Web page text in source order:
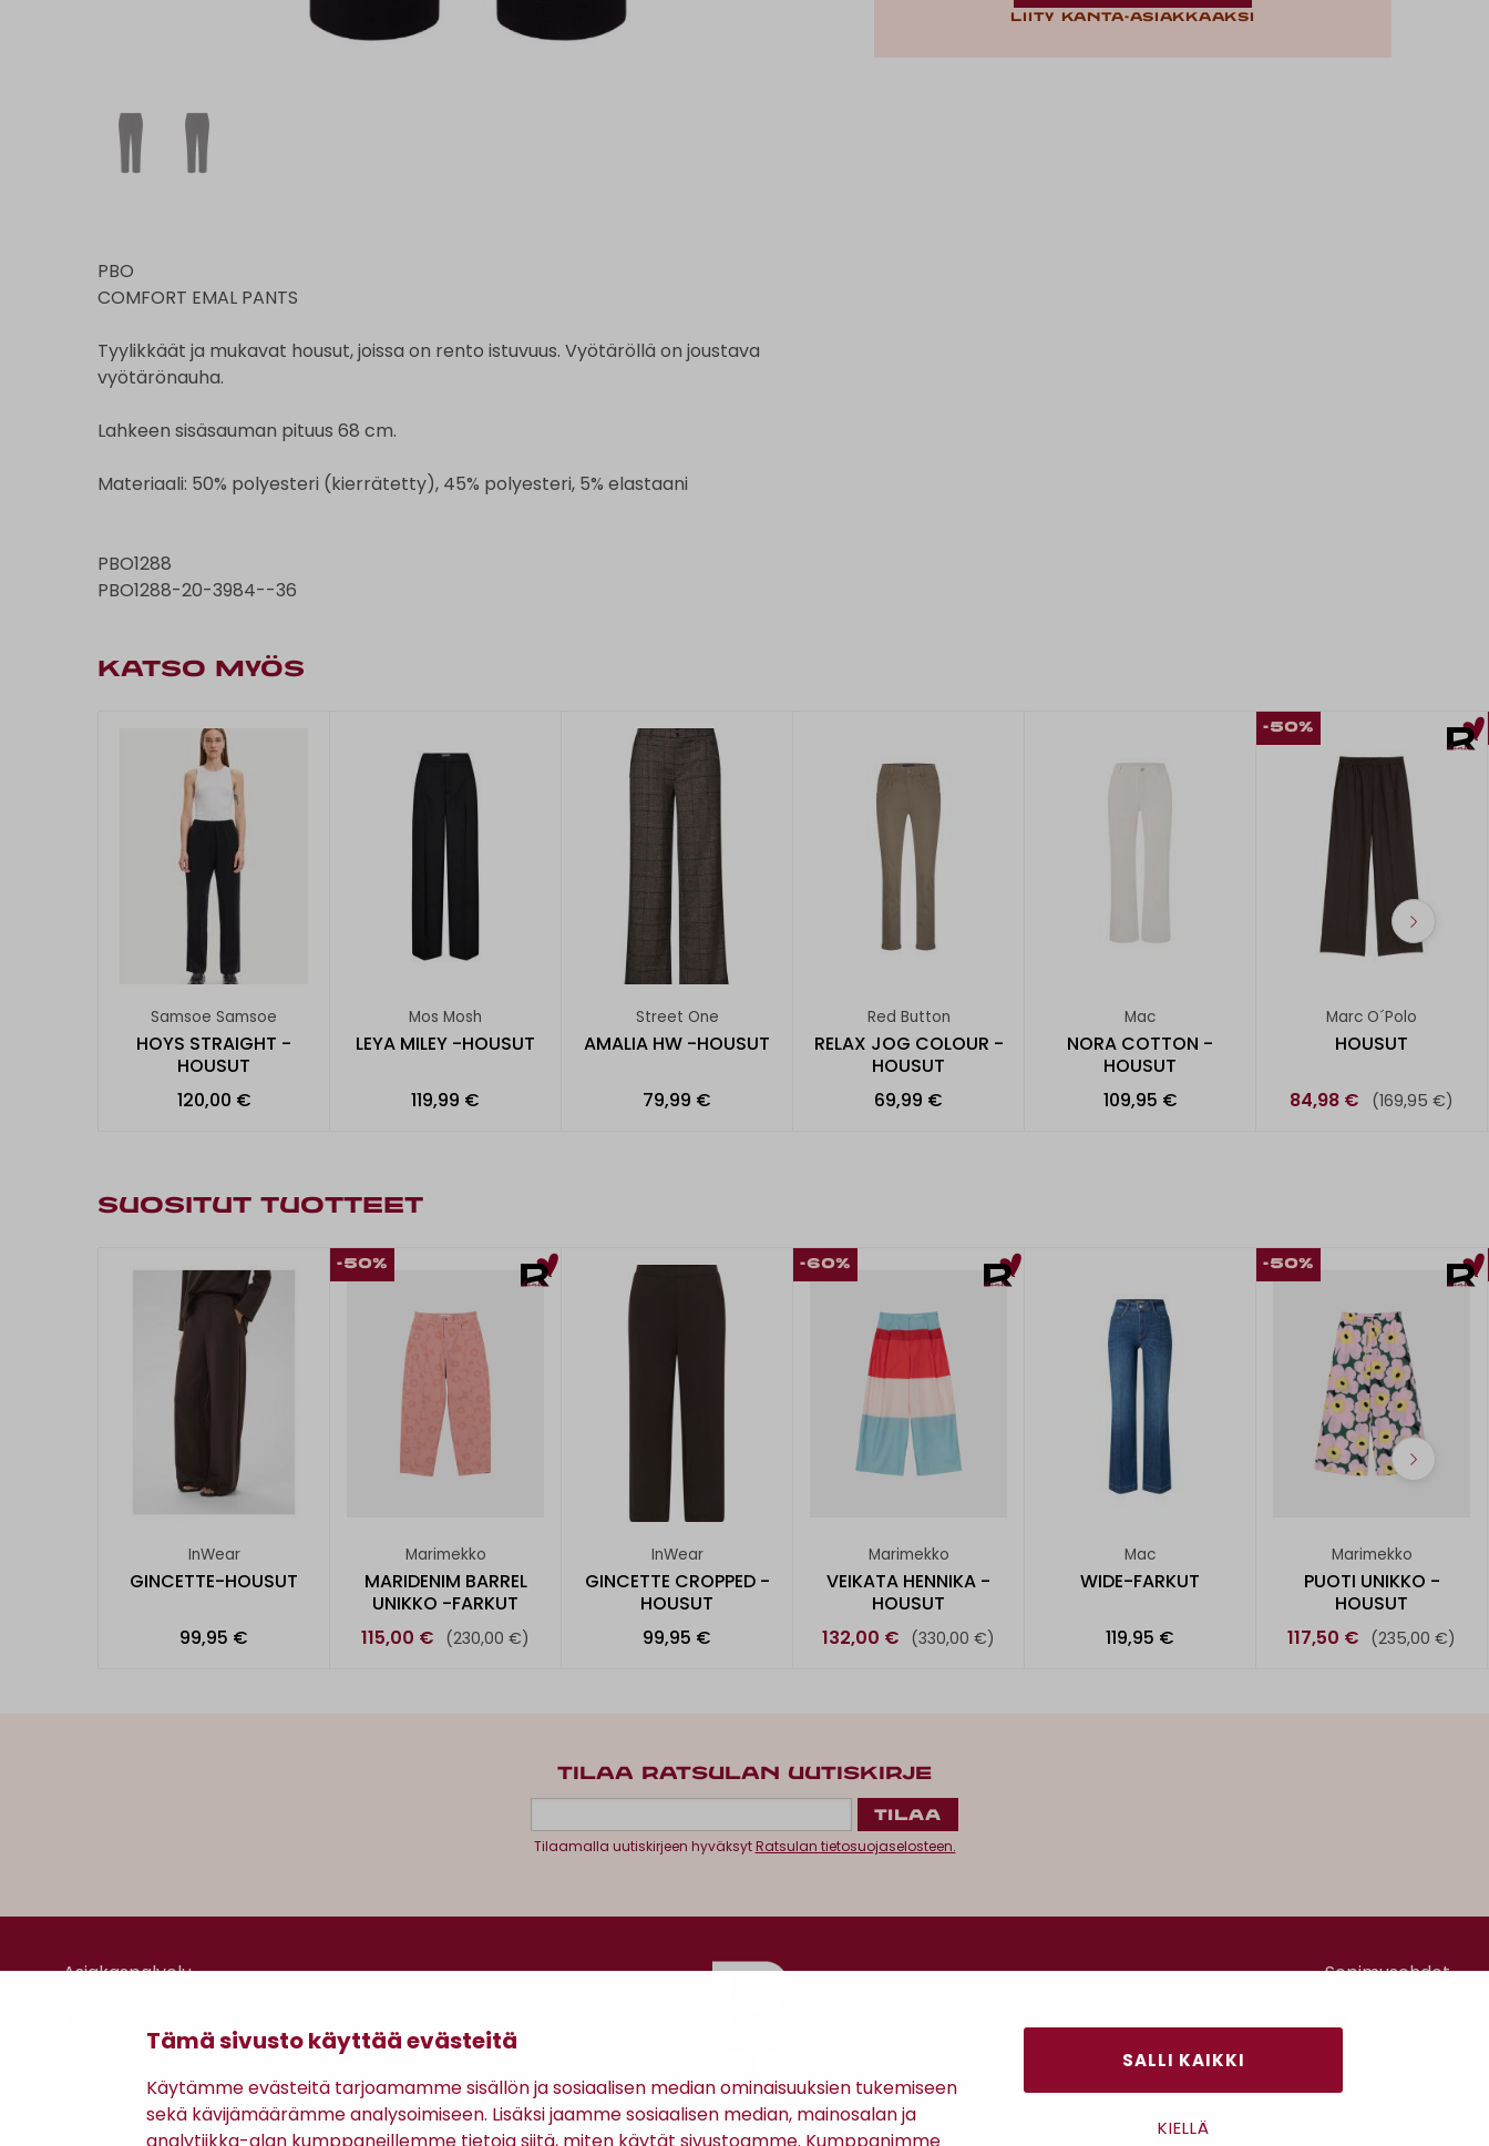
Tämä sivusto käyttää evästeitä
Käytämme evästeitä tarjoamamme sisällön ja sosiaalisen median ominaisuuksien tukemiseen
sekä kävijämäärämme analysoimiseen. Lisäksi jaamme sosiaalisen median, mainosalan ja
SALLI KAIKKI
KIELLÄ
PBO
COMFORT EMAL PANTS
Tyylikkäät ja mukavat housut, joissa on rento istuvuus. Vyötäröllä on joustava
vyötärönauha.
Lahkeen sisäsauman pituus 68 cm.
Materiaali: 50% polyesteri (kierrätetty), 45% polyesteri, 5% elastaani
PBO1288
PBO1288-20-3984--36
Liity kanta-asiakkaaksi
KATSO MYÖS
Samsoe Samsoe
HOYS STRAIGHT -
HOUSUT
120,00 €
Mos Mosh
LEYA MILEY -HOUSUT
119,99 €
Street One
AMALIA HW -HOUSUT
79,99 €
Red Button
RELAX JOG COLOUR -
HOUSUT
69,99 €
Mac
NORA COTTON -
HOUSUT
109,95 €
-50%
Marc O´Polo
HOUSUT
84,98 € (169,95 €)
SUOSITUT TUOTTEET
InWear
GINCETTE-HOUSUT
99,95 €
-50%
Marimekko
MARIDENIM BARREL
UNIKKO -FARKUT
115,00 € (230,00 €)
InWear
GINCETTE CROPPED -
HOUSUT
99,95 €
-60%
Marimekko
VEIKATA HENNIKA -
HOUSUT
132,00 € (330,00 €)
Mac
WIDE-FARKUT
119,95 €
-50%
Marimekko
PUOTI UNIKKO -
HOUSUT
117,50 € (235,00 €)
TILAA RATSULAN UUTISKIRJE
Tilaamalla uutiskirjeen hyväksytRatsulan tietosuojaselosteen.
Asiakaspalvelu
Gomee Ratsula Café
Antinkatu 17, 28100 Pori
Sopimusehdot